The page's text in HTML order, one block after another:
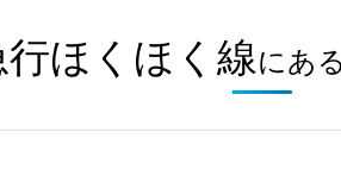
ほくほく線にある